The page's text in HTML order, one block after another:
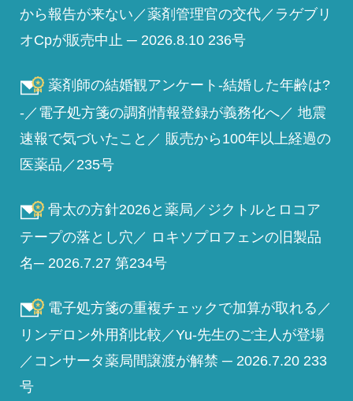
から報告が来ない／薬剤管理官の交代／ラゲブリ
オCpが販売中止 ─ 2026.8.10 236号
薬剤師の結婚観アンケート-結婚した年齢は?
-／電子処方箋の調剤情報登録が義務化へ／ 地震
速報で気づいたこと／ 販売から100年以上経過の
医薬品／235号
骨太の方針2026と薬局／ジクトルとロコア
テープの落とし穴／ ロキソプロフェンの旧製品
名─ 2026.7.27 第234号
電子処方箋の重複チェックで加算が取れる／
リンデロン外用剤比較／Yu-先生のご主人が登場
／コンサータ薬局間譲渡が解禁 ─ 2026.7.20 233
号